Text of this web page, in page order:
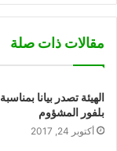
مقالات ذات صلة
الهيئة تصدر بيانا
بلفور المشؤوم
أكتوبر 24, 2017